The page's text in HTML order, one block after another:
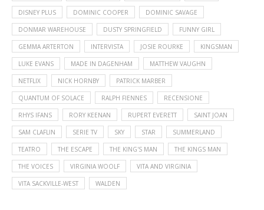
DISNEY PLUS DOMINIC COOPER DOMINIC SAVAGE
DONMAR WAREHOUSE DUSTY SPRINGFIELD FUNNY GIRL
GEMMA ARTERTON INTERVISTA JOSIE ROURKE KINGSMAN
LUKE EVANS MADE IN DAGENHAM MATTHEW VAUGHN
NETFLIX NICK HORNBY PATRICK MARBER
QUANTUM OF SOLACE RALPH FIENNES RECENSIONE
RHYS IFANS RORY KEENAN RUPERT EVERETT SAINT JOAN
SAM CLAFLIN SERIE TV SKY STAR SUMMERLAND
TEATRO THE ESCAPE THE KING'S MAN THE KINGS MAN
THE VOICES VIRGINIA WOOLF VITA AND VIRGINIA
VITA SACKVILLE-WEST WALDEN